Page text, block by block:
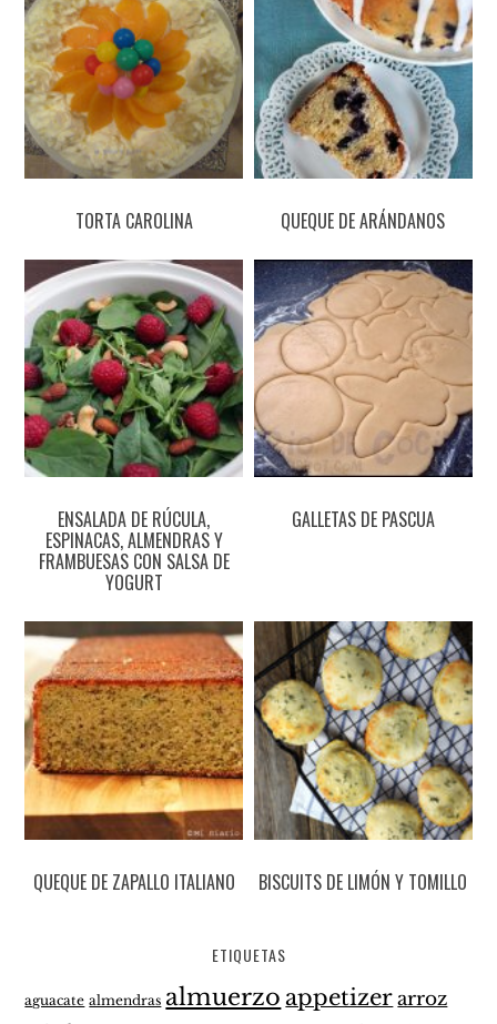
TORTA CAROLINA QUEQUE DE ARÁNDANOS
ENSALADA DE RÚCULA,
ESPINACAS, ALMENDRAS Y
FRAMBUESAS CON SALSA DE
YOGURT
GALLETAS DE PASCUA
QUEQUE DE ZAPALLO ITALIANO BISCUITS DE LIMÓN Y TOMILLO
ETIQUETAS
aguacate almendras almuerzo appetizer arroz